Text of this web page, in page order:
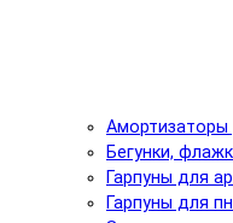
Бегунки,
Гарпуны для
Гарпуны для